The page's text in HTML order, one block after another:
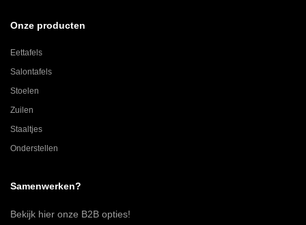
Onze producten
Eettafels
Salontafels
Stoelen
Zuilen
Staaltjes
Onderstellen
Samenwerken?
Bekijk hier onze B2B opties!